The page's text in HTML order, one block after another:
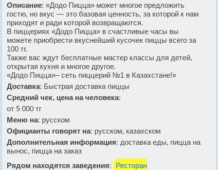
Описание: «Додо Пицца» может многое предложить
гостю, но вкус — это базовая ценность, за которой к нам
приходят и ради которой возвращаются.
В пиццериях «Додо Пицца» в счастливые часы вы
можете приобрести вкуснейший кусочек пиццы всего за
100 тг.
Также вас ждут бесплатные мастер классы для детей,
открытая кухня и многое другое.
«Додо Пицца»– сеть пиццерий №1 в Казахстане!»
Доставка: Быстрая доставка пиццы
Средний чек, цена на человека:
от 5 000 тг
Меню на: русском
Официанты говорят на: русском, казахском
Дополнительная информация: доставка еды, пицца на
вынос, пицца на заказ
Рядом находятся заведения:
Ресторан